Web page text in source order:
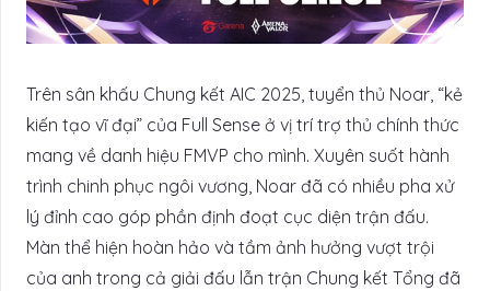
Trên sân khấu Chung kết AIC 2025, tuyển thủ Noar, “kẻ
kiến tạo vĩ đại” của Full Sense ở vị trí trợ thủ chính thức
mang về danh hiệu FMVP cho mình. Xuyên suốt hành
trình chinh phục ngôi vương, Noar đã có nhiều pha xử
lý đỉnh cao góp phần định đoạt cục diện trận đấu.
Màn thể hiện hoàn hảo và tầm ảnh hưởng vượt trội
của anh trong cả giải đấu lẫn trận Chung kết Tổng đã